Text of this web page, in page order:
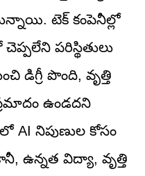
టెక్ కంపెనీల్లో
పరిస్థితులు
డిగ్రీ పొంది, వృత్తి
ఉండదని
AI నిపుణుల కోసం
ఉన్నత విద్యా, వృత్తి